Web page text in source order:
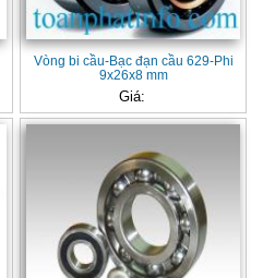
Vòng bi cầu-Bạc đạn cầu 629-Phi
9x26x8 mm
Giá: